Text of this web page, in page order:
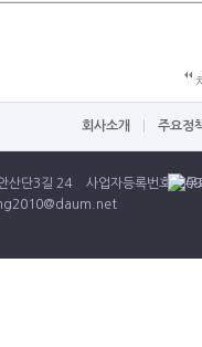
회사소개 주요정
산단3길 24
사업자등록번호: